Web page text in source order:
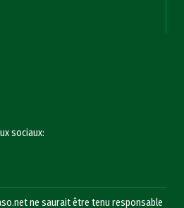
sociaux:
ne saurait être tenu responsable